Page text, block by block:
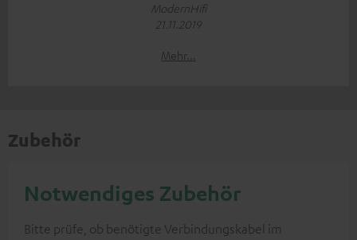
ModernHifi
21.11.2019
Mehr...
Zubehör
Notwendiges Zubehör
Bitte prüfe, ob benötigte Verbindungskabel im